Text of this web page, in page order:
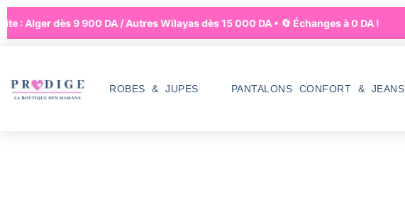
: Alger dès 9 900 DA / Autres Wilayas dès 15 000 DA • 🔄 Échanges à 0 DA !
ROBES & JUPES PANTALONS CONFORT & JEANS